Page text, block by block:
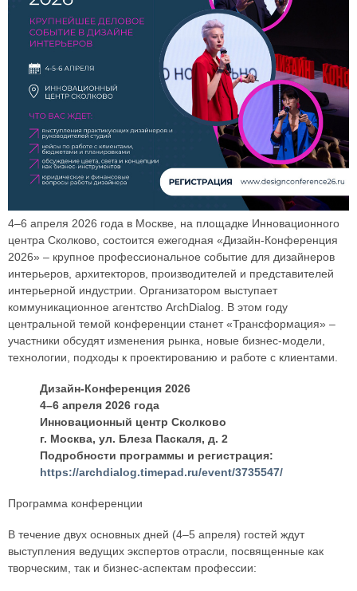
4–6 апреля 2026 года в Москве, на площадке Инновационного
центра Сколково, состоится ежегодная «Дизайн-Конференция
2026» – крупное профессиональное событие для дизайнеров
интерьеров, архитекторов, производителей и представителей
интерьерной индустрии. Организатором выступает
коммуникационное агентство ArchDialog. В этом году
центральной темой конференции станет «Трансформация» –
участники обсудят изменения рынка, новые бизнес-модели,
технологии, подходы к проектированию и работе с клиентами.
Дизайн-Конференция 2026
4–6 апреля 2026 года
Инновационный центр Сколково
г. Москва, ул. Блеза Паскаля, д. 2
Подробности программы и регистрация:
https://archdialog.timepad.ru/event/3735547/
Программа конференции
В течение двух основных дней (4–5 апреля) гостей ждут
выступления ведущих экспертов отрасли, посвященные как
творческим, так и бизнес-аспектам профессии: